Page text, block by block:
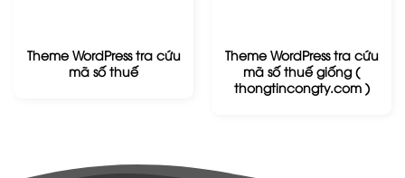
Theme WordPress tra cứu
mã số thuế
Theme WordPress tra cứu
mã số thuế giống (
thongtincongty.com )